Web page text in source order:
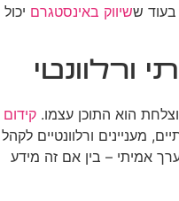
בעוד ששיווק באינסטגרם יכול
ורלוונטי
הוא התוכן עצמו. קידום
מעניינים ורלוונטיים לקהל
אמיתי – בין אם זה מידע